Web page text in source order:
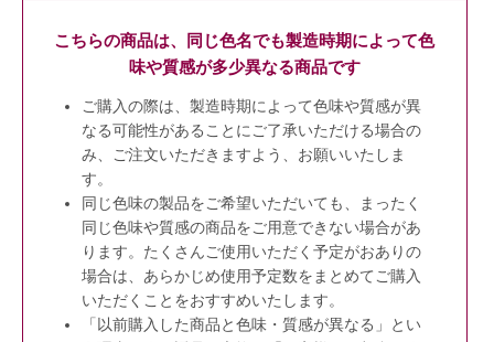
こちらの商品は、同じ色名でも製造時期によって色
味や質感が多少異なる商品です
ご購入の際は、製造時期によって色味や質感が異
なる可能性があることにご了承いただける場合の
み、ご注文いただきますよう、お願いいたしま
す。
同じ色味の製品をご希望いただいても、まったく
同じ色味や質感の商品をご用意できない場合があ
ります。たくさんご使用いただく予定がおありの
場合は、あらかじめ使用予定数をまとめてご購入
いただくことをおすすめいたします。
「以前購入した商品と色味・質感が異なる」とい